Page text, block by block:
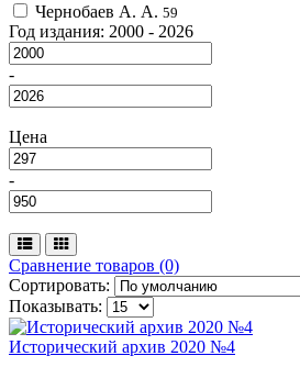
Чернобаев А. А. 59
Год издания: 2000 - 2026
-
Цена
-
Сравнение товаров (0)
Сортировать:
Показывать:
Исторический архив 2020 №4